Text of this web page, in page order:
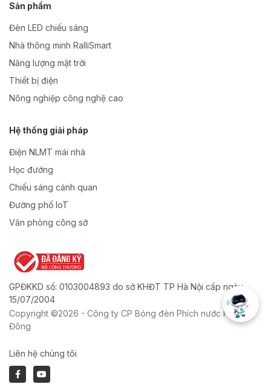
Sản phẩm
Đèn LED chiếu sáng
Nhà thông minh RalliSmart
Năng lượng mặt trời
Thiết bị điện
Nông nghiệp công nghệ cao
Hệ thống giải pháp
Điện NLMT mái nhà
Học đường
Chiếu sáng cảnh quan
Đường phố IoT
Văn phòng công sở
GPĐKKD số: 0103004893 do sở KHĐT TP Hà Nội cấp ngày
15/07/2004
Copyright ©2026 - Công ty CP Bóng đèn Phích nước Rạng
Đông
Liên hệ chúng tôi